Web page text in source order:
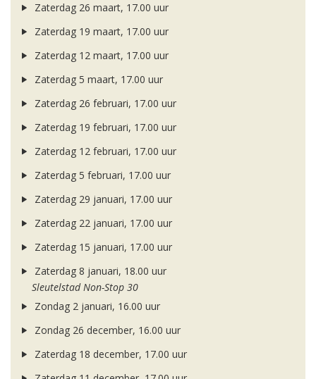
Zaterdag 26 maart, 17.00 uur
Zaterdag 19 maart, 17.00 uur
Zaterdag 12 maart, 17.00 uur
Zaterdag 5 maart, 17.00 uur
Zaterdag 26 februari, 17.00 uur
Zaterdag 19 februari, 17.00 uur
Zaterdag 12 februari, 17.00 uur
Zaterdag 5 februari, 17.00 uur
Zaterdag 29 januari, 17.00 uur
Zaterdag 22 januari, 17.00 uur
Zaterdag 15 januari, 17.00 uur
Zaterdag 8 januari, 18.00 uur
Sleutelstad Non-Stop 30
Zondag 2 januari, 16.00 uur
Zondag 26 december, 16.00 uur
Zaterdag 18 december, 17.00 uur